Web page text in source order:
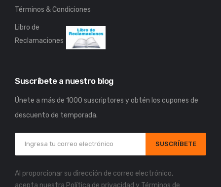
Términos & Condiciones
Libro de
Reclamaciones
Suscríbete a nuestro blog
Únete a más de 1000 suscriptores y obtén los cupones de
descuento de temporada.
SUSCRÍBETE
Al proporcionar su dirección de correo electrónico,
acepta nuestra Política de privacidad y Términos de